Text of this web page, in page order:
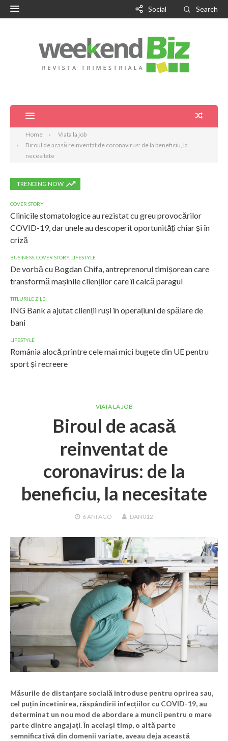
Social Search
Home
Viata la job
Biroul de acasă reinventat de coronavirus: de la beneficiu, la
necesitate
TRENDING NOW
COVER STORY
Clinicile stomatologice au rezistat cu greu provocărilor
COVID-19, dar unele au descoperit oportunități chiar și în
criză
BUSINESS COVER STORY, LIFESTYLE
De vorbă cu Bogdan Chifa, antreprenorul timișorean care
transformă mașinile clienților care îi calcă paragul
TITLURILE ZILEI
ING Bank a ajutat clienții ruși în operațiuni de spălare de
bani
LIFESTYLE
România alocă printre cele mai mici bugete din UE pentru
sport și recreere
VIATA LA JOB
Biroul de acasă
reinventat de
coronavirus: de la
beneficiu, la necesitate
6 ANI AGO DAN012
Măsurile de distanțare socială introduse pentru oprirea sau,
cel puțin încetinirea, răspândirii infecțiilor cu COVID-19, au
determinat un nou mod de abordare a muncii pentru o mare
parte dintre angajați. În același timp, o altă parte
semnificativă din domenii variate, aveau deja această